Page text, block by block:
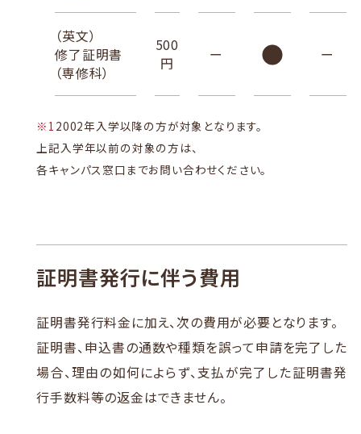
（英文）
修了証明書
（専修科）
500
円
ー ー
※1 2002年入学以降の方が対象となります。
上記入学年以前の対象の方は、
各キャンパス窓口までお問い合わせください。
証明書発行に伴う費用
証明書発行料金に加え、次の費用が必要となります。
証明書、申込書の通数や種類を誤って申請を完了した
場合、理由の如何によらず、支払が完了した証明書発
行手数料等の返金はできません。